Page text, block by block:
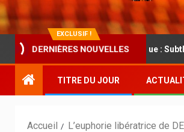
EXCLUSIF !
DERNIÈRES NOUVELLES
et folk rock cathartique : Subtle Lovers
TITRE DU JOUR
Accueil L’euphorie libératrice de